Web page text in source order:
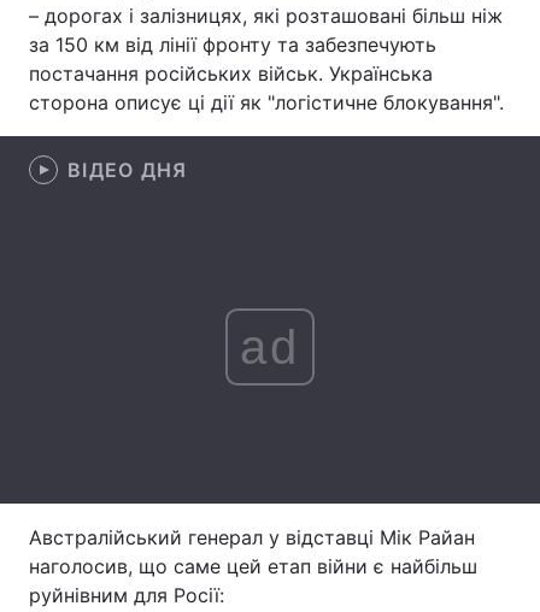
Лонгріди
Відео з Youtube Статті
Інтерв'ю
Тема оформлення
– дорогах і залізницях, які розташовані більш ніж
за 150 км від лінії фронту та забезпечують
постачання російських військ. Українська
сторона описує ці дії як "логістичне блокування".
ВІДЕО ДНЯ
ad
Австралійський генерал у відставці Мік Райан
наголосив, що саме цей етап війни є найбільш
руйнівним для Росії: